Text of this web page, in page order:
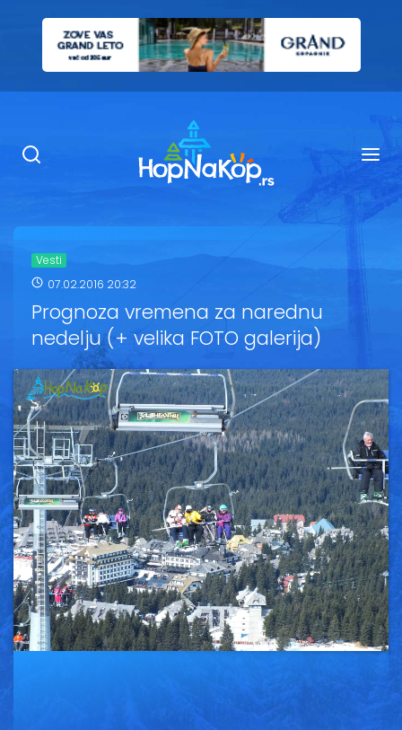
Ugostiteljstvo
Kop Info
Ski škole
Ski renta
Vesti
Oglasi
Galerija
Copyright© 2020
HopNaKop
Vesti
07.02.2016 20:32
Prognoza vremena za narednu
nedelju (+ velika FOTO galerija)